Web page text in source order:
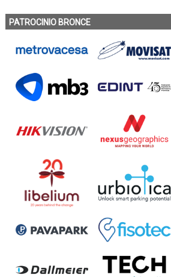
PATROCINIO BRONCE